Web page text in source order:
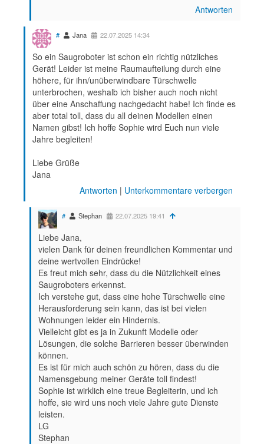
Antworten
# Jana 22.07.2025 14:34
So ein Saugroboter ist schon ein richtig nützliches
Gerät! Leider ist meine Raumaufteilung durch eine
höhere, für ihn/unüberwindbare Türschwelle
unterbrochen, weshalb ich bisher auch noch nicht
über eine Anschaffung nachgedacht habe! Ich finde es
aber total toll, dass du all deinen Modellen einen
Namen gibst! Ich hoffe Sophie wird Euch nun viele
Jahre begleiten!
Liebe Grüße
Jana
Antworten | Unterkommentare verbergen
# Stephan 22.07.2025 19:41
Liebe Jana,
vielen Dank für deinen freundlichen Kommentar und
deine wertvollen Eindrücke!
Es freut mich sehr, dass du die Nützlichkeit eines
Saugroboters erkennst.
Ich verstehe gut, dass eine hohe Türschwelle eine
Herausforderung sein kann, das ist bei vielen
Wohnungen leider ein Hindernis.
Vielleicht gibt es ja in Zukunft Modelle oder
Lösungen, die solche Barrieren besser überwinden
können.
Es ist für mich auch schön zu hören, dass du die
Namensgebung meiner Geräte toll findest!
Sophie ist wirklich eine treue Begleiterin, und ich
hoffe, sie wird uns noch viele Jahre gute Dienste
leisten.
LG
Stephan